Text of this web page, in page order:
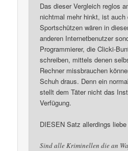
Das dieser Vergleich reglos
nichtmal mehr hinkt, ist auch
Sportschützen wären in
anderen Internetbenutzer
Programmierer, die Clicki-
schreiben, mittels denen
Rechner missbrauchen
Schuh draus. Denn ein
stellt dem Täter nicht das
Verfügung.
DIESEN Satz allerdings
Sind alle Kriminellen die an